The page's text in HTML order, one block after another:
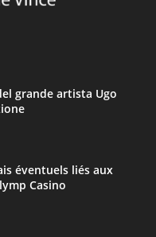
grande artista Ugo
éventuels liés aux
Casino